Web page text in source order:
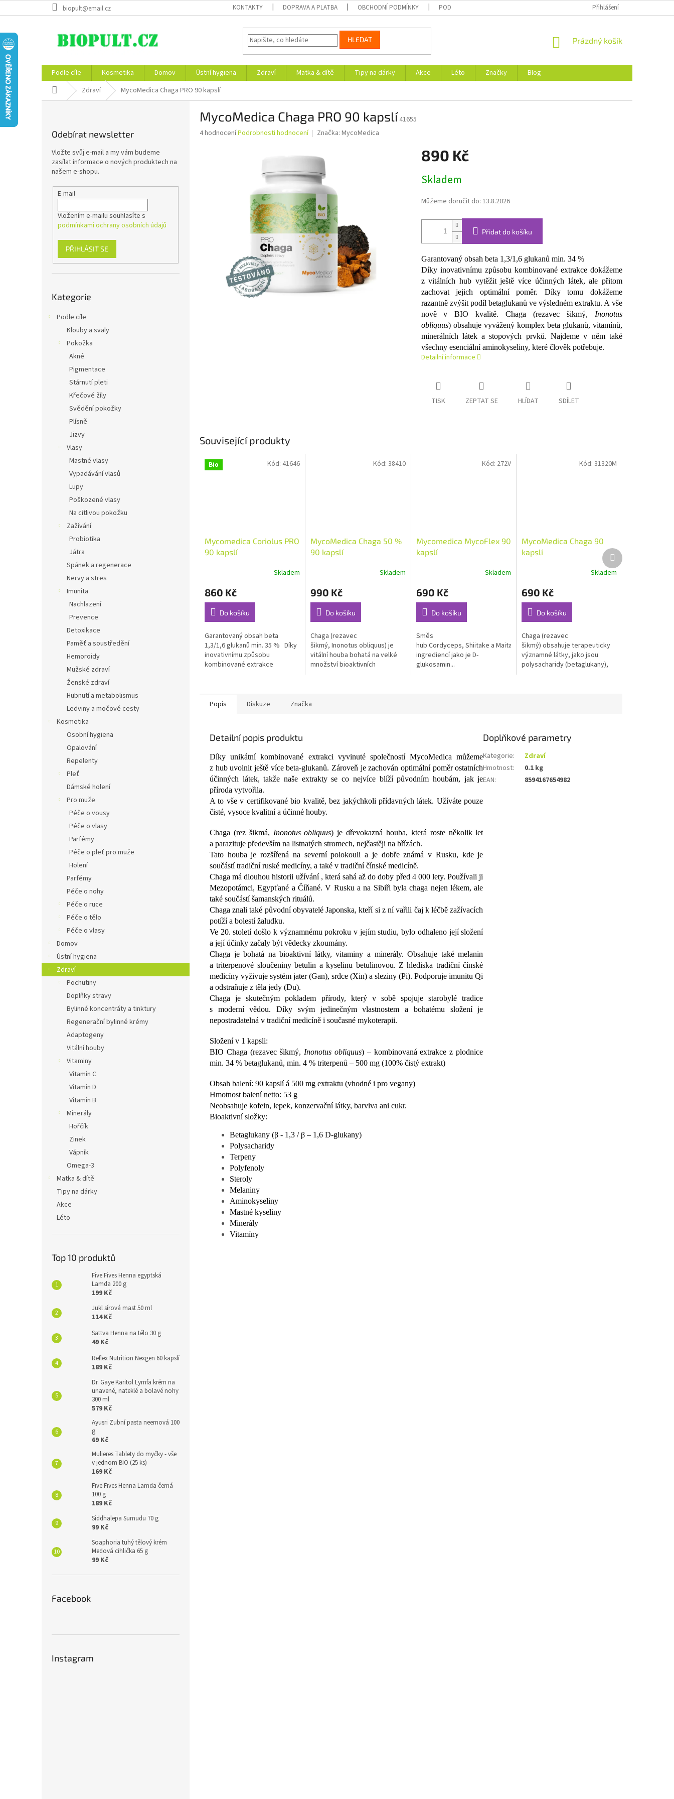
na
biopult@email.cz KONTAKTY DOPRAVA A PLATBA OBCHODNÍ PODMÍNKY PODMÍNKY OCHRANY OSOBNÍCH ÚDAJŮ Přihlášení
HLEDAT
NÁKUPNÍ
Prázdný košík
Podle cíle Kosmetika Domov Ústní hygiena Zdraví Matka & dítě Tipy na dárky Akce Léto Značky
Blog
Domů Zdraví MycoMedica Chaga PRO 90 kapslí
Odebírat newsletter
Vložte svůj e-mail a my vám budeme
zasílat informace o nových produktech na
našem e-shopu.
E-mail
Vložením e-mailu souhlasíte s
podmínkami ochrany osobních údajů
PŘIHLÁSIT SE
kategorie
Kategorie
Podle cíle
Klouby a svaly
Pokožka
Akné
Pigmentace
Stárnutí pleti
Křečové žíly
Svědění pokožky
Plísně
Jizvy
Vlasy
Mastné vlasy
Vypadávání vlasů
Lupy
Poškozené vlasy
Na citlivou pokožku
Zažívání
Probiotika
Játra
Spánek a regenerace
Nervy a stres
Imunita
Nachlazení
Prevence
Detoxikace
Paměť a soustředění
Hemoroidy
Mužské zdraví
Ženské zdraví
Hubnutí a metabolismus
Ledviny a močové cesty
Kosmetika
Osobní hygiena
Opalování
Repelenty
Pleť
Dámské holení
Pro muže
Péče o vousy
Péče o vlasy
Parfémy
Péče o pleť pro muže
Holení
Parfémy
Péče o nohy
Péče o ruce
Péče o tělo
Péče o vlasy
Domov
Ústní hygiena
Zdraví
Pochutiny
Doplňky stravy
Bylinné koncentráty a tinktury
Regenerační bylinné krémy
Adaptogeny
Vitální houby
Vitaminy
Vitamin C
Vitamin D
Vitamin B
Minerály
Hořčík
Zinek
Vápník
Omega-3
Matka & dítě
Tipy na dárky
Akce
Léto
Top 10 produktů
Five Fives Henna egyptská
Lamda 200 g
199 Kč
Jukl sírová mast 50 ml
114 Kč
Sattva Henna na tělo 30 g
49 Kč
Reflex Nutrition Nexgen 60 kapslí
189 Kč
Dr. Gaye Karitol Lymfa krém na
unavené, nateklé a bolavé nohy
300 ml
579 Kč
Ayusri Zubní pasta neemová 100
g
69 Kč
Mulieres Tablety do myčky - vše
v jednom BIO (25 ks)
169 Kč
Five Fives Henna Lamda černá
100 g
189 Kč
Siddhalepa Sumudu 70 g
99 Kč
Soaphoria tuhý tělový krém
Medová cihlička 65 g
99 Kč
Facebook
Instagram
MycoMedica Chaga PRO 90 kapslí 41655
Průměrné
4 hodnoceníPodrobnosti hodnocení Značka: MycoMedica
890 Kč
cena:
Skladem
Můžeme doručit do: 13.8.2026
Přidat do košíku
Garantovaný obsah beta 1,3/1,6 glukanů min. 34 %
Díky inovativnímu způsobu kombinované extrakce dokážeme
z vitálních hub vytěžit ještě více účinných látek, ale přitom
zachovat jejich optimální poměr. Díky tomu dokážeme
razantně zvýšit podíl betaglukanů ve výsledném extraktu. A vše
nově v BIO kvalitě. Chaga (rezavec šikmý, Inonotus
obliquus) obsahuje vyvážený komplex beta glukanů, vitamínů,
minerálních látek a stopových prvků. Najdeme v něm také
všechny esenciální aminokyseliny, které člověk potřebuje.
Detailní informace
TISK ZEPTAT SE HLÍDAT SDÍLET
Související produkty
Bio
Mycomedica Coriolus PRO
90 kapslí
produktu
je
4,6
z
5
hvězdiček.
Skladem
860 Kč
Do košíku
Garantovaný obsah beta
1,3/1,6 glukanů min. 35 % Díky
inovativnímu způsobu
kombinované extrakce
Kód: 41646
MycoMedica Chaga 50 %
90 kapslí
produktu
je
5,0
z
5
hvězdiček.
Skladem
990 Kč
Do košíku
Chaga (rezavec
šikmý, Inonotus obliquus) je
vitální houba bohatá na velké
množství bioaktivních
Kód: 38410
Mycomedica MycoFlex 90
kapslí
produktu
je
4,7
z
5
hvězdiček.
Skladem
690 Kč
Do košíku
Směs
hub Cordyceps, Shiitake a Maitake a moderních
ingrediencí jako je D-
glukosamin...
Kód: 272V
MycoMedica Chaga 90
kapslí
produktu
je
4,6
z
5
hvězdiček.
Skladem
690 Kč
Do košíku
Chaga (rezavec
šikmý) obsahuje terapeuticky
významné látky, jako jsou
polysacharidy (betaglukany),
Kód: 31320M
Další
produkt
Popis Diskuze Značka
Detailní popis produktu
Díky unikátní kombinované extrakci vyvinuté společností MycoMedica můžeme
z hub uvolnit ještě více beta-glukanů. Zároveň je zachován optimální poměr ostatních
účinných látek, takže naše extrakty se co nejvíce blíží původním houbám, jak je
příroda vytvořila.
A to vše v certifikované bio kvalitě, bez jakýchkoli přídavných látek. Užíváte pouze
čisté, vysoce kvalitní a účinné houby.
Chaga (rez šikmá, Inonotus obliquus) je dřevokazná houba, která roste několik let
a parazituje především na listnatých stromech, nejčastěji na břízách.
Tato houba je rozšířená na severní polokouli a je dobře známá v Rusku, kde je
součástí tradiční ruské medicíny, a také v tradiční čínské medicíně.
Chaga má dlouhou historii užívání , která sahá až do doby před 4 000 lety. Používali ji
Mezopotámci, Egypťané a Číňané. V Rusku a na Sibiři byla chaga nejen lékem, ale
také součástí šamanských rituálů.
Chaga znali také původní obyvatelé Japonska, kteří si z ní vařili čaj k léčbě zažívacích
potíží a bolestí žaludku.
Ve 20. století došlo k významnému pokroku v jejím studiu, bylo odhaleno její složení
a její účinky začaly být vědecky zkoumány.
Chaga je bohatá na bioaktivní látky, vitaminy a minerály. Obsahuje také melanin
a triterpenové sloučeniny betulin a kyselinu betulinovou. Z hlediska tradiční čínské
medicíny vyživuje systém jater (Gan), srdce (Xin) a sleziny (Pi). Podporuje imunitu Qi
a odstraňuje z těla jedy (Du).
Chaga je skutečným pokladem přírody, který v sobě spojuje starobylé tradice
s moderní vědou. Díky svým jedinečným vlastnostem a bohatému složení je
nepostradatelná v tradiční medicíně i současné mykoterapii.
Složení v 1 kapsli:
BIO Chaga (rezavec šikmý, Inonotus obliquus) – kombinovaná extrakce z plodnice
min. 34 % betaglukanů, min. 4 % triterpenů – 500 mg (100% čistý extrakt)
Obsah balení: 90 kapslí á 500 mg extraktu (vhodné i pro vegany)
Hmotnost balení netto: 53 g
Neobsahuje kofein, lepek, konzervační látky, barviva ani cukr.
Bioaktivní složky:
Betaglukany (β - 1,3 / β – 1,6 D-glukany)
Polysacharidy
Terpeny
Polyfenoly
Steroly
Melaniny
Aminokyseliny
Mastné kyseliny
Minerály
Vitamíny
Doplňkové parametry
Kategorie:
Zdraví
Hmotnost:
0.1 kg
EAN: 8594167654982